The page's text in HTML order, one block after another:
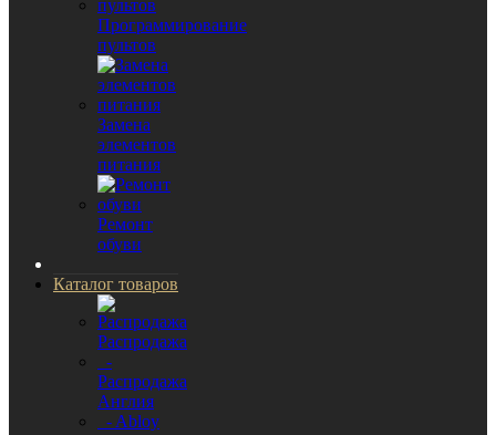
Программирование
пультов
Замена
элементов
питания
Ремонт
обуви
Каталог товаров
Распродажа
-
Распродажа
Англия
- Abloy